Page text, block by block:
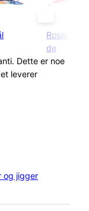
Rosa/
de
Dette er noe
leverer
og jigger